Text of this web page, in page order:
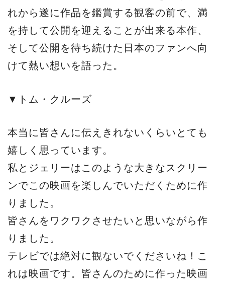
れから遂に作品を鑑賞する観客の前で、満
を持して公開を迎えることが出来る本作、
そして公開を待ち続けた日本のファンへ向
けて熱い想いを語った。
▼トム・クルーズ
本当に皆さんに伝えきれないくらいとても
嬉しく思っています。
私とジェリーはこのような大きなスクリー
ンでこの映画を楽しんでいただくために作
りました。
皆さんをワクワクさせたいと思いながら作
りました。
テレビでは絶対に観ないでくださいね！こ
れは映画です。皆さんのために作った映画